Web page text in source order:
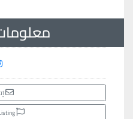
Claim The Listing